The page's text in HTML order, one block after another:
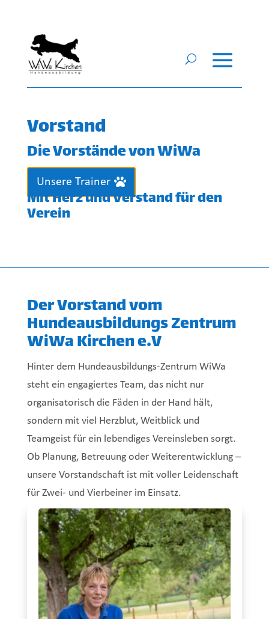
Vorstand
Die Vorstände von WiWa
Unsere Trainer
Mit Herz und Verstand für den
Verein
Der Vorstand vom
Hundeausbildungs Zentrum
WiWa Kirchen e.V
Hinter dem Hundeausbildungs-Zentrum WiWa
steht ein engagiertes Team, das nicht nur
organisatorisch die Fäden in der Hand hält,
sondern mit viel Herzblut, Weitblick und
Teamgeist für ein lebendiges Vereinsleben sorgt.
Ob Planung, Betreuung oder Weiterentwicklung –
unsere Vorstandschaft ist mit voller Leidenschaft
für Zwei- und Vierbeiner im Einsatz.